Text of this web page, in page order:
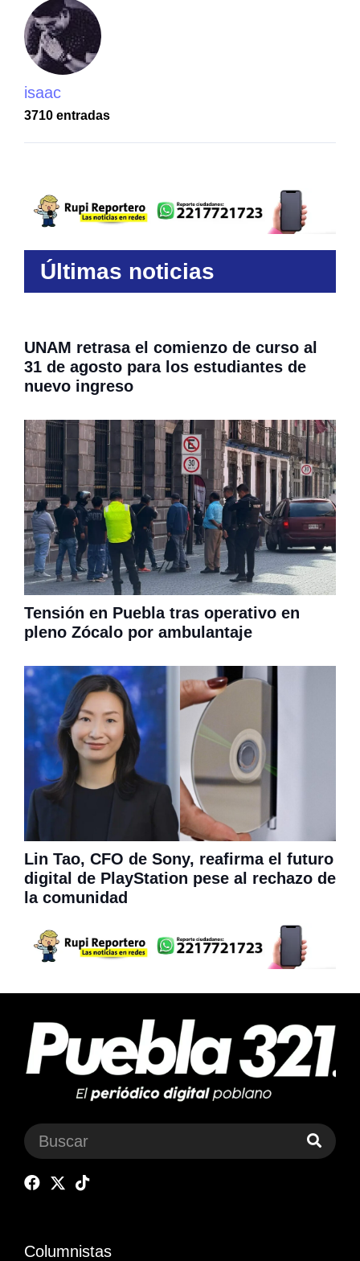
isaac
3710 entradas
Últimas noticias
UNAM retrasa el comienzo de curso al
31 de agosto para los estudiantes de
nuevo ingreso
Tensión en Puebla tras operativo en
pleno Zócalo por ambulantaje
Lin Tao, CFO de Sony, reafirma el futuro
digital de PlayStation pese al rechazo de
la comunidad
Columnistas